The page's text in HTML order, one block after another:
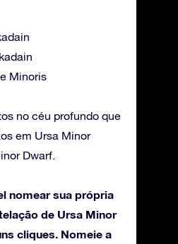
Minoris
no céu profundo que
em Ursa Minor
Dwarf.
nomear sua própria
de Ursa Minor
cliques. Nomeie a